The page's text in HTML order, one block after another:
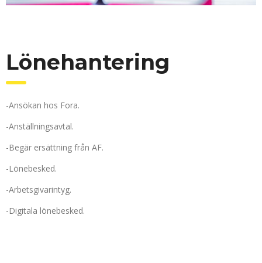
Lönehantering
-Ansökan hos Fora.
-Anställningsavtal.
-Begär ersättning från AF.
-Lönebesked.
-Arbetsgivarintyg.
-Digitala lönebesked.